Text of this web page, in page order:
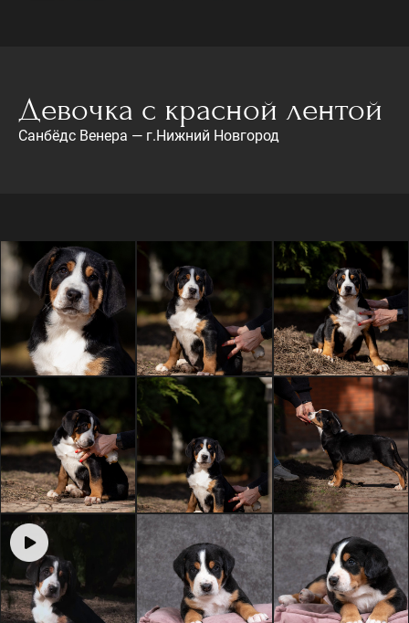
Девочка с красной лентой
Санбёдс Венера — г.Нижний Новгород